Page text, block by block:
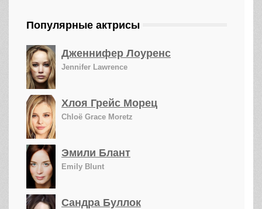
Популярные актрисы
Дженнифер Лоуренс
Jennifer Lawrence
Хлоя Грейс Морец
Chloë Grace Moretz
Эмили Блант
Emily Blunt
Сандра Буллок